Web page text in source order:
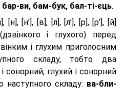
бар-ви, бам-бук, бал-ті-єць.
[н], [н’], [в], [л], [л’], [р], [р’], [й]
і глухого) перед
і глухим приголосним
складу, тобто два
сонорний, глухий і сонорний
складу: ва-бли-